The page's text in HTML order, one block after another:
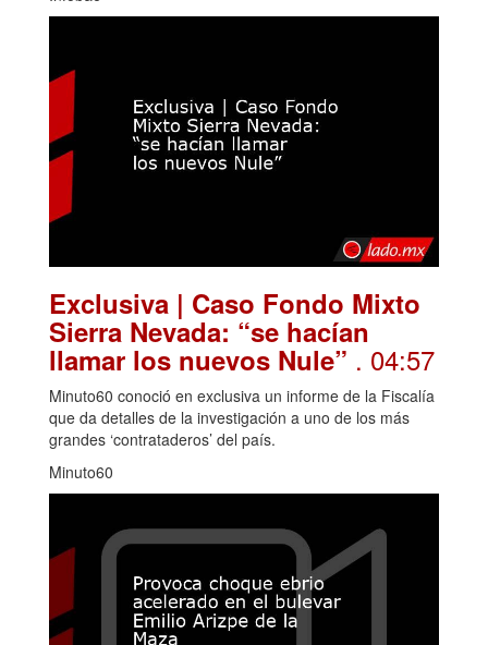
Exclusiva | Caso Fondo Mixto
Sierra Nevada: “se hacían
llamar los nuevos Nule” . 04:57
Minuto60 conoció en exclusiva un informe de la Fiscalía
que da detalles de la investigación a uno de los más
grandes ‘contrataderos’ del país.
Minuto60